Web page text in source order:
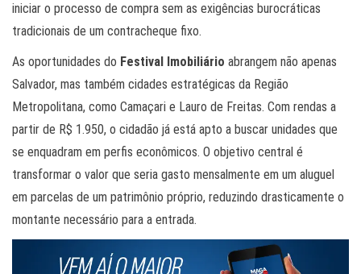
iniciar o processo de compra sem as exigências burocráticas
tradicionais de um contracheque fixo.
As oportunidades do Festival Imobiliário abrangem não apenas
Salvador, mas também cidades estratégicas da Região
Metropolitana, como Camaçari e Lauro de Freitas. Com rendas a
partir de R$ 1.950, o cidadão já está apto a buscar unidades que
se enquadram em perfis econômicos. O objetivo central é
transformar o valor que seria gasto mensalmente em um aluguel
em parcelas de um patrimônio próprio, reduzindo drasticamente o
montante necessário para a entrada.